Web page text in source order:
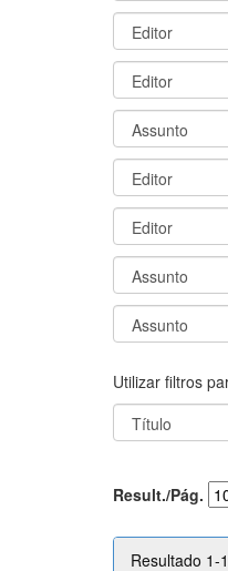
Utilizar filtros
Result./Pág.
Resultado 1-